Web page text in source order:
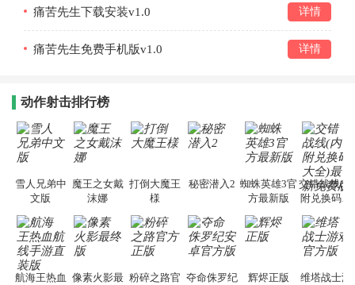
痛苦先生下载安装v1.0 详情
痛苦先生免费手机版v1.0 详情
动作射击排行榜
雪人兄弟中
文版
魔王之女戴
沫娜
打倒大魔王
様
秘密潜入2 蜘蛛英雄3官
方最新版
交错战线(内
附兑换码大
全)最新免费
版
航海王热血 像素火影最 粉碎之路官 夺命侏罗纪
辉烬正版
维塔战士游